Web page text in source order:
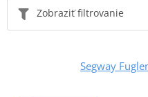
Zobraziť filtrovanie
Segway